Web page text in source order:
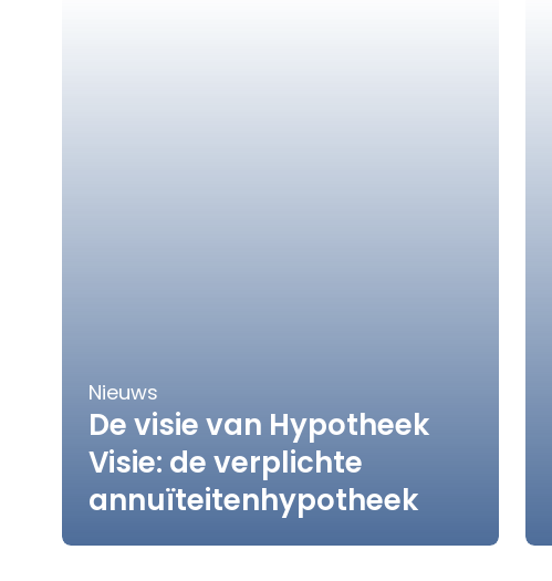
Nieuws
De visie van Hypotheek
Visie: de verplichte
annuïteitenhypotheek